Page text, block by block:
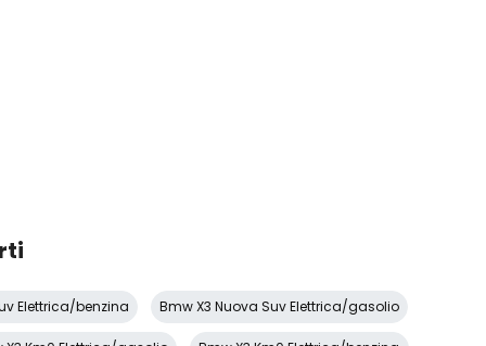
Elettrica/benzina Bmw X3 Nuova Suv Elettrica/gasolio